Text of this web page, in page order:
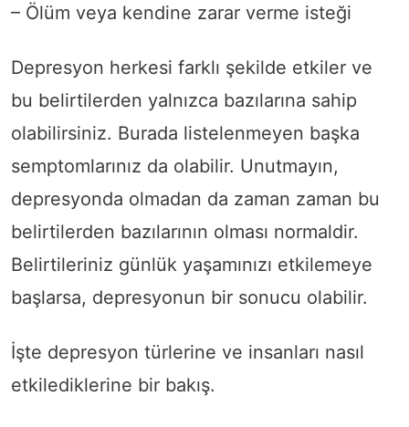
– Ölüm veya kendine zarar verme isteği
Depresyon herkesi farklı şekilde etkiler ve
bu belirtilerden yalnızca bazılarına sahip
olabilirsiniz. Burada listelenmeyen başka
semptomlarınız da olabilir. Unutmayın,
depresyonda olmadan da zaman zaman bu
belirtilerden bazılarının olması normaldir.
Belirtileriniz günlük yaşamınızı etkilemeye
başlarsa, depresyonun bir sonucu olabilir.
İşte depresyon türlerine ve insanları nasıl
etkilediklerine bir bakış.